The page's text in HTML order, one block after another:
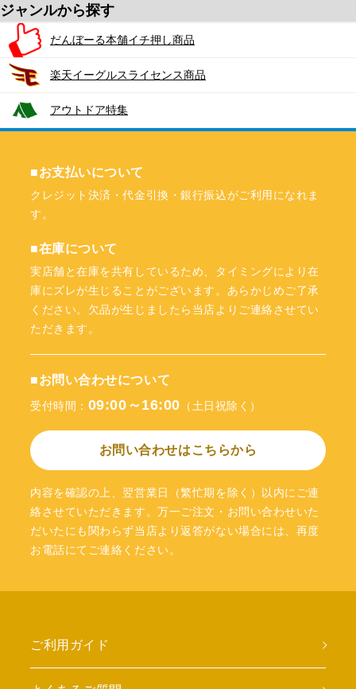
ジャンルから探す
だんぼーる本舗イチ押し商品
楽天イーグルスライセンス商品
アウトドア特集
■お支払いについて
クレジット決済・代金引換・銀行振込がご利用になれま
す。
■在庫について
実店舗と在庫を共有しているため、タイミングにより在
庫にズレが生じることがございます。あらかじめご了承
ください。欠品が生じましたら当店よりご連絡させてい
ただきます。
■お問い合わせについて
受付時間： 09:00～16:00 （土日祝除く）
お問い合わせはこちらから
内容を確認の上、翌営業日（繁忙期を除く）以内にご連
絡させていただきます。万一ご注文・お問い合わせいた
だいたにも関わらず当店より返答がない場合には、再度
お電話にてご連絡ください。
ご利用ガイド